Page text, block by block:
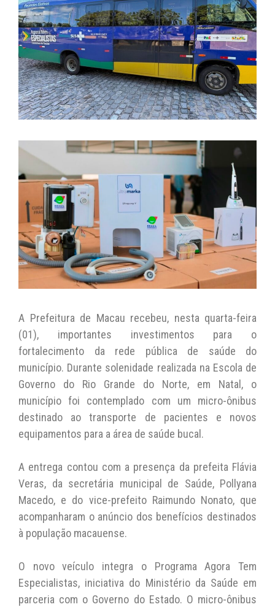
A Prefeitura de Macau recebeu, nesta quarta-feira
(01), importantes investimentos para o
fortalecimento da rede pública de saúde do
município. Durante solenidade realizada na Escola de
Governo do Rio Grande do Norte, em Natal, o
município foi contemplado com um micro-ônibus
destinado ao transporte de pacientes e novos
equipamentos para a área de saúde bucal.
A entrega contou com a presença da prefeita Flávia
Veras, da secretária municipal de Saúde, Pollyana
Macedo, e do vice-prefeito Raimundo Nonato, que
acompanharam o anúncio dos benefícios destinados
à população macauense.
O novo veículo integra o Programa Agora Tem
Especialistas, iniciativa do Ministério da Saúde em
parceria com o Governo do Estado. O micro-ônibus